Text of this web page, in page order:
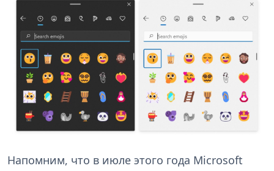
Напомним, что в июле этого года Microsoft